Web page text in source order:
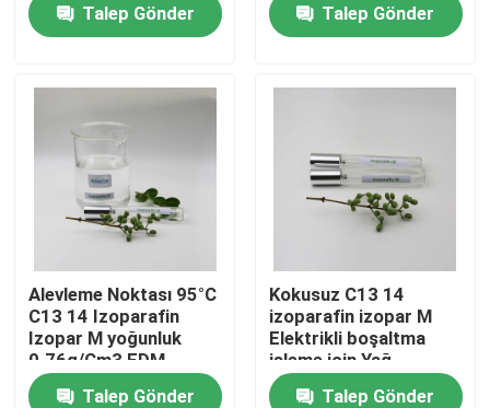
Ev
videolar
HAKKIMIZDA
Fabrika turu
Kalite kontrol
Talep Gönder
Talep Gönder
Alevleme Noktası 95°C
C13 14 Izoparafin
Izopar M yoğunluk
0.76g/Cm3 EDM
yağlayıcı için
Talep Gönder
Kokusuz C13 14
izoparafin izopar M
Elektrikli boşaltma
işleme için Yağ
Talep Gönder